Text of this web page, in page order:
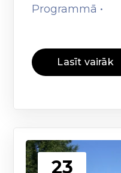
Programmā •
Lasīt vairāk
23